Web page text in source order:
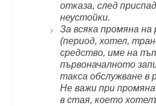
отказа, след
неустойки.
За всяка промяна на
(период, хотел,
средство, име на
първоначалното
такса обслужване в
Не важи при
в стая, което